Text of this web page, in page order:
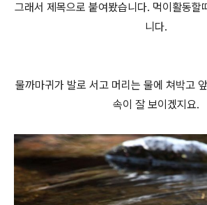
그래서 제목으로 붙여봤습니다. 먹이활동할
니다.
물까마귀가 발로 서고 머리는 물에 쳐박고
속이 잘 보이겠지요.